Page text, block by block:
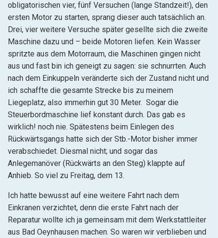
obligatorischen vier, fünf Versuchen (lange Standzeit!), den
ersten Motor zu starten, sprang dieser auch tatsächlich an.
Drei, vier weitere Versuche später gesellte sich die zweite
Maschine dazu und – beide Motoren liefen. Kein Wasser
spritzte aus dem Motorraum, die Maschinen gingen nicht
aus und fast bin ich geneigt zu sagen: sie schnurrten. Auch
nach dem Einkuppeln veränderte sich der Zustand nicht und
ich schaffte die gesamte Strecke bis zu meinem
Liegeplatz, also immerhin gut 30 Meter. Sogar die
Steuerbordmaschine lief konstant durch. Das gab es
wirklich! noch nie. Spätestens beim Einlegen des
Rückwärtsgangs hatte sich der Stb.-Motor bisher immer
verabschiedet. Diesmal nicht; und sogar das
Anlegemanöver (Rückwärts an den Steg) klappte auf
Anhieb. So viel zu Freitag, dem 13.
Ich hatte bewusst auf eine weitere Fahrt nach dem
Einkranen verzichtet, denn die erste Fahrt nach der
Reparatur wollte ich ja gemeinsam mit dem Werkstattleiter
aus Bad Oeynhausen machen. So waren wir verblieben und